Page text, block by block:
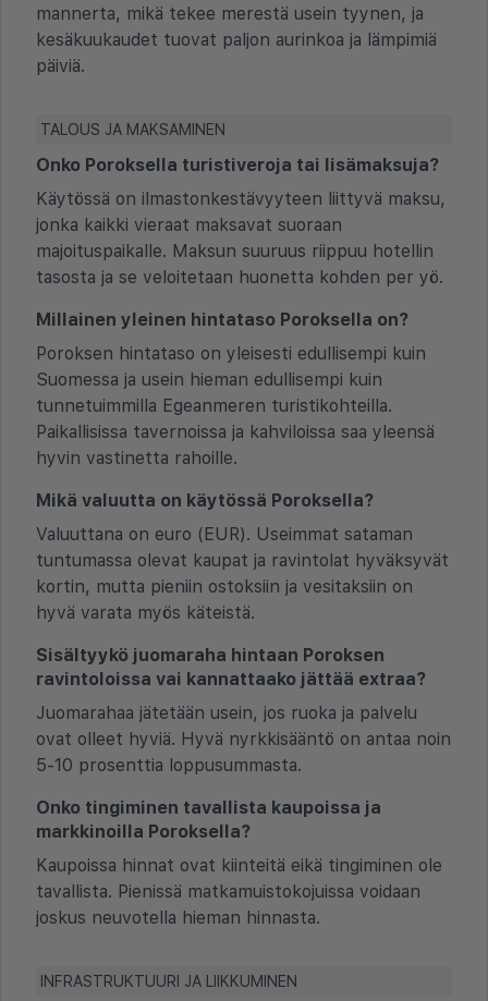
mannerta, mikä tekee merestä usein tyynen, ja
kesäkuukaudet tuovat paljon aurinkoa ja lämpimiä
päiviä.
TALOUS JA MAKSAMINEN
Onko Poroksella turistiveroja tai lisämaksuja?
Käytössä on ilmastonkestävyyteen liittyvä maksu,
jonka kaikki vieraat maksavat suoraan
majoituspaikalle. Maksun suuruus riippuu hotellin
tasosta ja se veloitetaan huonetta kohden per yö.
Millainen yleinen hintataso Poroksella on?
Poroksen hintataso on yleisesti edullisempi kuin
Suomessa ja usein hieman edullisempi kuin
tunnetuimmilla Egeanmeren turistikohteilla.
Paikallisissa tavernoissa ja kahviloissa saa yleensä
hyvin vastinetta rahoille.
Mikä valuutta on käytössä Poroksella?
Valuuttana on euro (EUR). Useimmat sataman
tuntumassa olevat kaupat ja ravintolat hyväksyvät
kortin, mutta pieniin ostoksiin ja vesitaksiin on
hyvä varata myös käteistä.
Sisältyykö juomaraha hintaan Poroksen
ravintoloissa vai kannattaako jättää extraa?
Juomarahaa jätetään usein, jos ruoka ja palvelu
ovat olleet hyviä. Hyvä nyrkkisääntö on antaa noin
5-10 prosenttia loppusummasta.
Onko tingiminen tavallista kaupoissa ja
markkinoilla Poroksella?
Kaupoissa hinnat ovat kiinteitä eikä tingiminen ole
tavallista. Pienissä matkamuistokojuissa voidaan
joskus neuvotella hieman hinnasta.
INFRASTRUKTUURI JA LIIKKUMINEN